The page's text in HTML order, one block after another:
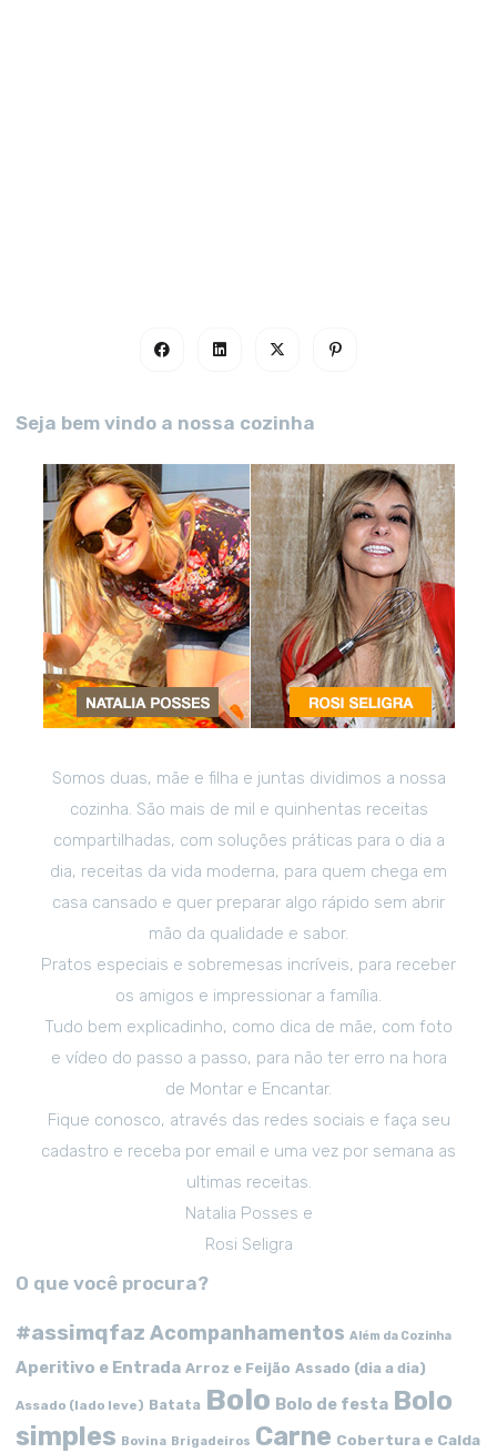
Seja bem vindo a nossa cozinha
Somos duas, mãe e filha e juntas dividimos a nossa
cozinha. São mais de mil e quinhentas receitas
compartilhadas, com soluções práticas para o dia a
dia, receitas da vida moderna, para quem chega em
casa cansado e quer preparar algo rápido sem abrir
mão da qualidade e sabor.
Pratos especiais e sobremesas incríveis, para receber
os amigos e impressionar a família.
Tudo bem explicadinho, como dica de mãe, com foto
e vídeo do passo a passo, para não ter erro na hora
de Montar e Encantar.
Fique conosco, através das redes sociais e faça seu
cadastro e receba por email e uma vez por semana as
ultimas receitas.
Natalia Posses e
Rosi Seligra
O que você procura?
#assimqfaz Acompanhamentos Além da Cozinha
Aperitivo e Entrada Arroz e Feijão Assado (dia a dia)
Assado (lado leve) Batata Bolo Bolo de festa Bolo
simples Bovina Brigadeiros Carne Cobertura e Calda